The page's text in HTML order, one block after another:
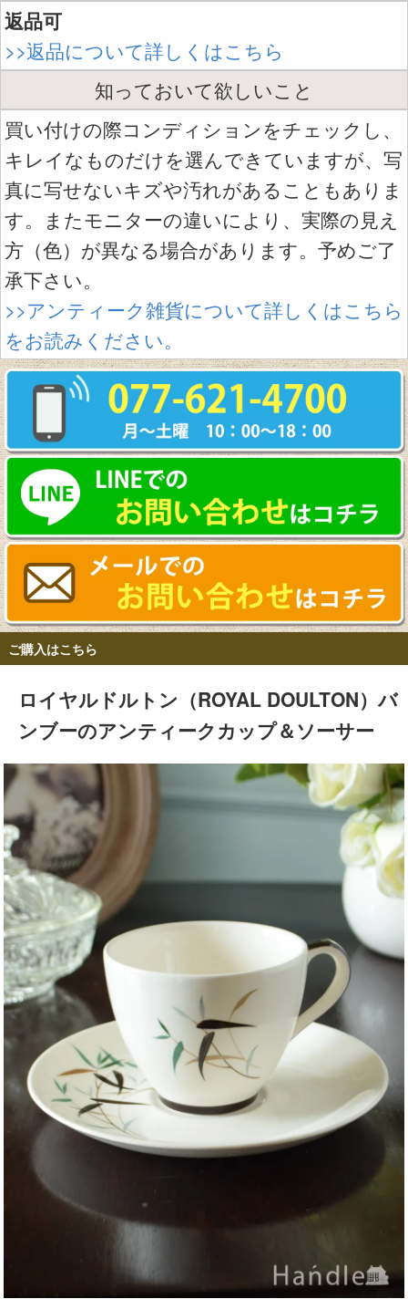
返品可
>>返品について詳しくはこちら
知っておいて欲しいこと
買い付けの際コンディションをチェックし、
キレイなものだけを選んできていますが、写
真に写せないキズや汚れがあることもありま
す。またモニターの違いにより、実際の見え
方（色）が異なる場合があります。予めご了
承下さい。
>>アンティーク雑貨について詳しくはこちら
をお読みください。
ご購入はこちら
ロイヤルドルトン（ROYAL DOULTON）バ
ンブーのアンティークカップ＆ソーサー